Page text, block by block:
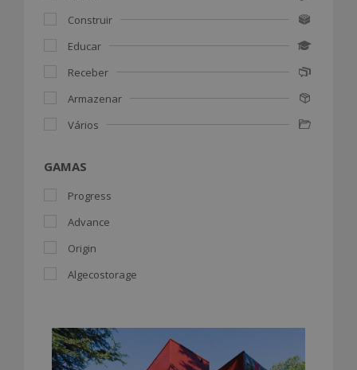
Construir
Educar
Receber
Armazenar
Vários
GAMAS
Progress
Advance
Origin
Algecostorage